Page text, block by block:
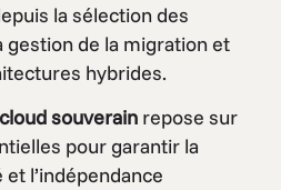
la sélection des
gestion de la migration et
hybrides.
cloud souverain repose sur
pour garantir la
l’indépendance